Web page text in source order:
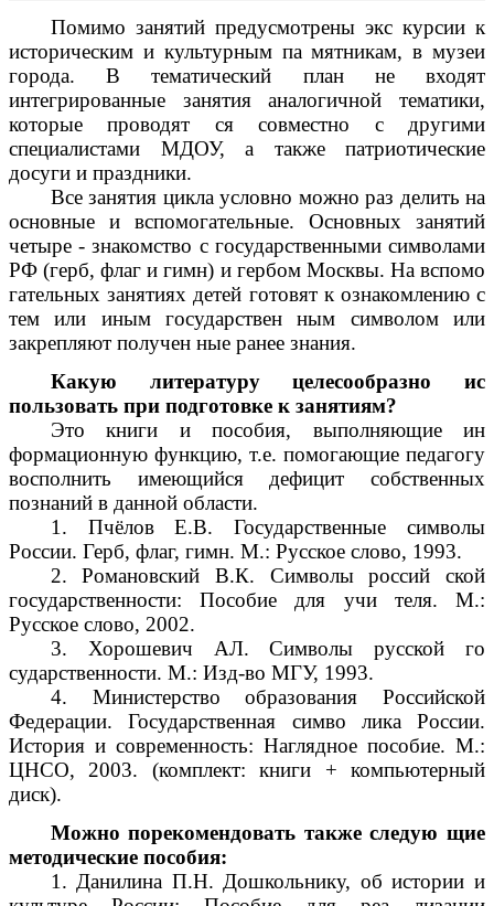
Помимо занятий предусмотрены экс курсии к
историческим и культурным па мятникам, в музеи
города. В тематический план не входят
интегрированные занятия аналогичной тематики,
которые проводят ся совместно с другими
специалистами МДОУ, а также патриотические
досуги и праздники.
Все занятия цикла условно можно раз делить на
основные и вспомогательные. Основных занятий
четыре - знакомство с государственными символами
РФ (герб, флаг и гимн) и гербом Москвы. На вспомо
гательных занятиях детей готовят к ознакомлению с
тем или иным государствен ным символом или
закрепляют получен ные ранее знания.
Какую литературу целесообразно ис
пользовать при подготовке к занятиям?
Это книги и пособия, выполняющие ин
формационную функцию, т.е. помогающие педагогу
восполнить имеющийся дефицит собственных
познаний в данной области.
1. Пчёлов Е.В. Государственные символы
России. Герб, флаг, гимн. М.: Русское слово, 1993.
2. Романовский В.К. Символы россий ской
государственности: Пособие для учи теля. М.:
Русское слово, 2002.
3. Хорошевич АЛ. Символы русской го
сударственности. М.: Изд-во МГУ, 1993.
4. Министерство образования Российской
Федерации. Государственная симво лика России.
История и современность: Наглядное пособие. М.:
ЦНСО, 2003. (комплект: книги + компьютерный
диск).
Можно порекомендовать также следую щие
методические пособия:
1. Данилина П.Н. Дошкольнику, об истории и